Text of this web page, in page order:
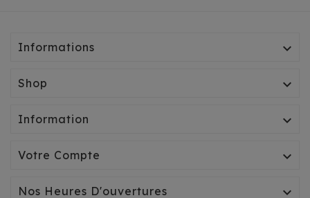
Informations 
Shop 
Information 
Votre Compte 
Nos Heures D'ouvertures 